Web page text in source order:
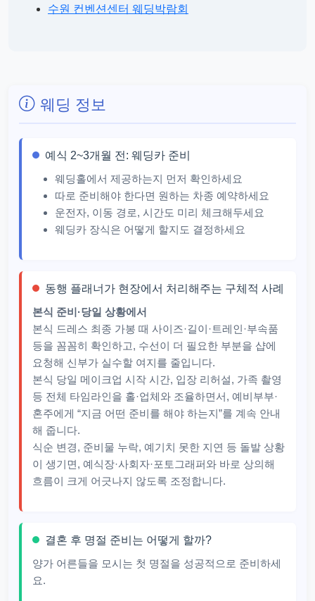
수원 컨벤션센터 웨딩박람회
웨딩 정보
예식 2~3개월 전: 웨딩카 준비
웨딩홀에서 제공하는지 먼저 확인하세요
따로 준비해야 한다면 원하는 차종 예약하세요
운전자, 이동 경로, 시간도 미리 체크해두세요
웨딩카 장식은 어떻게 할지도 결정하세요
동행 플래너가 현장에서 처리해주는 구체적 사례
본식 준비·당일 상황에서
본식 드레스 최종 가봉 때 사이즈·길이·트레인·부속품
등을 꼼꼼히 확인하고, 수선이 더 필요한 부분을 샵에
요청해 신부가 실수할 여지를 줄입니다.​
본식 당일 메이크업 시작 시간, 입장 리허설, 가족 촬영
등 전체 타임라인을 홀·업체와 조율하면서, 예비부부·
혼주에게 “지금 어떤 준비를 해야 하는지”를 계속 안내
해 줍니다.​​
식순 변경, 준비물 누락, 예기치 못한 지연 등 돌발 상황
이 생기면, 예식장·사회자·포토그래퍼와 바로 상의해
흐름이 크게 어긋나지 않도록 조정합니다.
결혼 후 명절 준비는 어떻게 할까?
양가 어른들을 모시는 첫 명절을 성공적으로 준비하세
요.